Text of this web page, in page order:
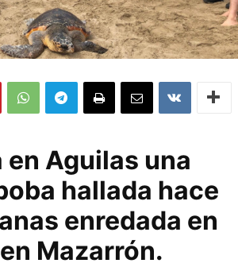
en Aguilas una
hallada hace
enredada en
Mazarrón.